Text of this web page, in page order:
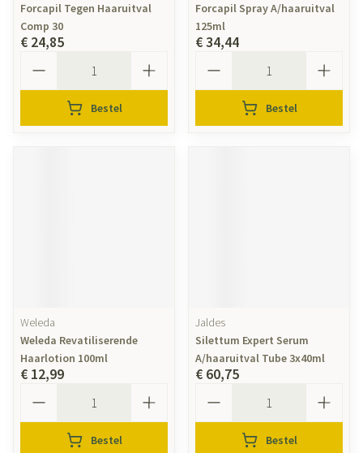
Forcapil Tegen Haaruitval
Comp 30
€ 24,85
Bestel
Forcapil Spray A/haaruitval
125ml
€ 34,44
Bestel
Weleda
Weleda Revatiliserende
Haarlotion 100ml
€ 12,99
Bestel
Jaldes
Silettum Expert Serum
A/haaruitval Tube 3x40ml
€ 60,75
Bestel